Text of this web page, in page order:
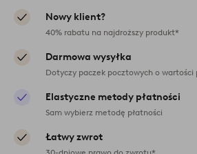
Nowy klient?
40% rabatu na najdroższy produkt*
Darmowa wysyłka
Dotyczy paczek pocztowych o wartości
Elastyczne metody płatności
Sam wybierz metodę płatności
Łatwy zwrot